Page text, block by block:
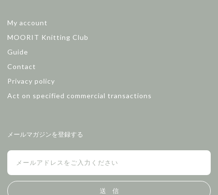
My account
MOORIT Knitting Club
Guide
Contact
Privacy policy
Act on specified commercial transactions
メールマガジンを登録する
送 信